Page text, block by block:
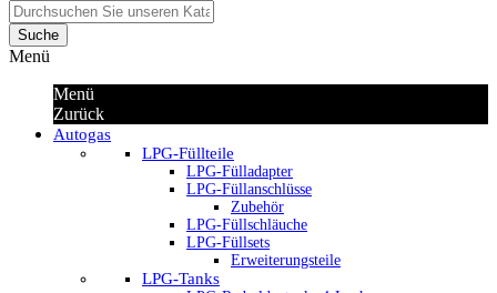
Suche
Menü
Menü
Zurück
Autogas
LPG-Füllteile
LPG-Fülladapter
LPG-Füllanschlüsse
Zubehör
LPG-Füllschläuche
LPG-Füllsets
Erweiterungsteile
LPG-Tanks